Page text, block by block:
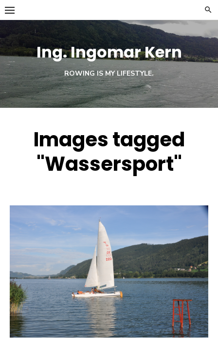
Skip
to
content
Ing. Ingomar Kern
ROWING IS MY LIFESTYLE.
Images tagged
"Wassersport"